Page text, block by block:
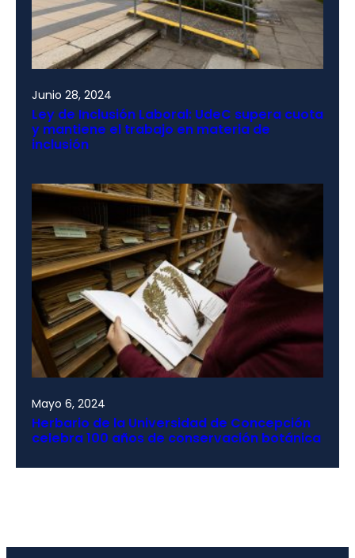
Junio 28, 2024
Ley de Inclusión Laboral: UdeC supera cuota
y mantiene el trabajo en materia de
inclusión
Mayo 6, 2024
Herbario de la Universidad de Concepción
celebra 100 años de conservación botánica